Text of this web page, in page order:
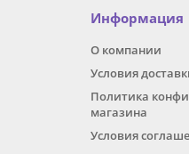
Информация
О компании
Условия
Политика
магазина
Условия